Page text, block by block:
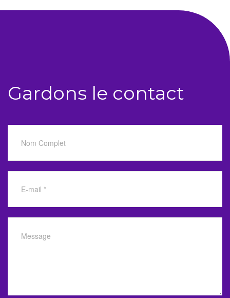
Gardons le contact